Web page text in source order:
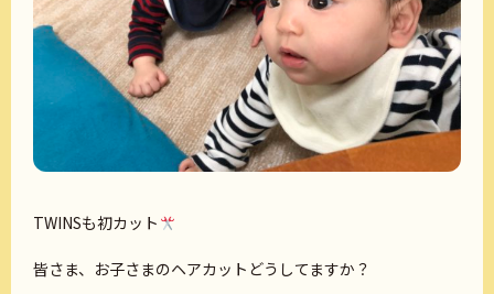
TWINSも初カット
皆さま、お子さまのヘアカットどうしてますか？